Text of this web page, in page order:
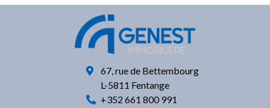
67, rue de Bettembourg
L-5811 Fentange
+352 661 800 991